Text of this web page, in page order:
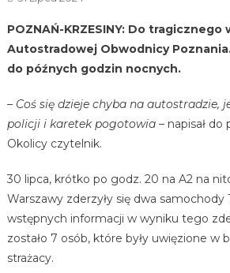
POZNAŃ-KRZESINY: Do tragicznego
Autostradowej Obwodnicy
do późnych godzin nocnych.
– Coś się dzieje chyba na autostradzie,
policji i karetek pogotowia– napisał do
Okolicy czytelnik.
30 lipca, krótko po godz. 20 na A2 na
Warszawy zderzyły się dwa samochody
wstępnych informacji w wyniku tego
zostało 7 osób, które były uwięzione w
strażacy.